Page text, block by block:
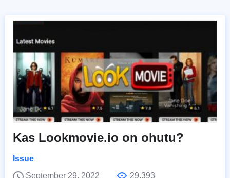
Kas Lookmovie.io on ohutu?
Issue
September 29, 2022
29,393